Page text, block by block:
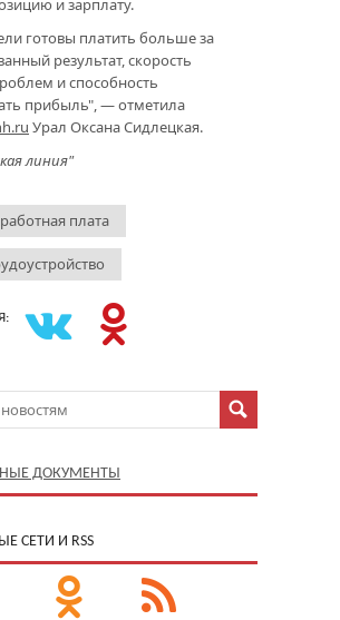
и зарплату.
готовы платить больше за
результат, скорость
и способность
прибыль", — отметила
Урал Оксана Сидлецкая.
линия"
плата
ДОКУМЕНТЫ
СЕТИ И RSS